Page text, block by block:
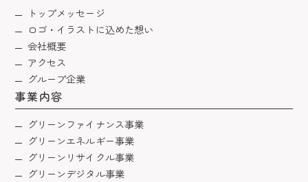
トップメッセージ
ロゴ・イラストに込めた想い
会社概要
アクセス
グループ企業
事業内容
グリーンファイナンス事業
グリーンエネルギー事業
グリーンリサイクル事業
グリーンデジタル事業